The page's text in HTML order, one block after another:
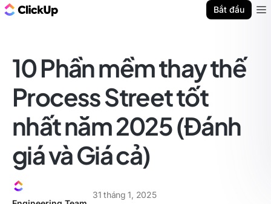
Bắt đầu
10 Phần mềm thay thế
Process Street tốt
nhất năm 2025 (Đánh
giá và Giá cả)
31 tháng 1, 2025